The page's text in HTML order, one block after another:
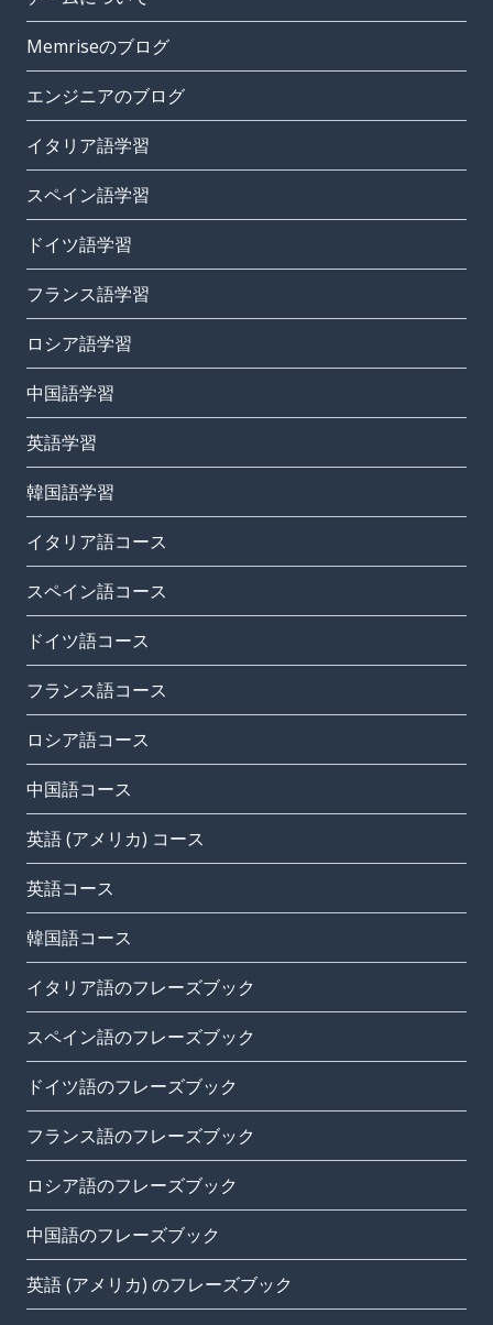
Memriseのブログ
エンジニアのブログ
イタリア語学習
スペイン語学習
ドイツ語学習
フランス語学習
ロシア語学習
中国語学習
英語学習
韓国語学習
イタリア語コース
スペイン語コース
ドイツ語コース
フランス語コース
ロシア語コース
中国語コース
英語 (アメリカ) コース
英語コース
韓国語コース
イタリア語のフレーズブック
スペイン語のフレーズブック
ドイツ語のフレーズブック
フランス語のフレーズブック
ロシア語のフレーズブック
中国語のフレーズブック
英語 (アメリカ) のフレーズブック